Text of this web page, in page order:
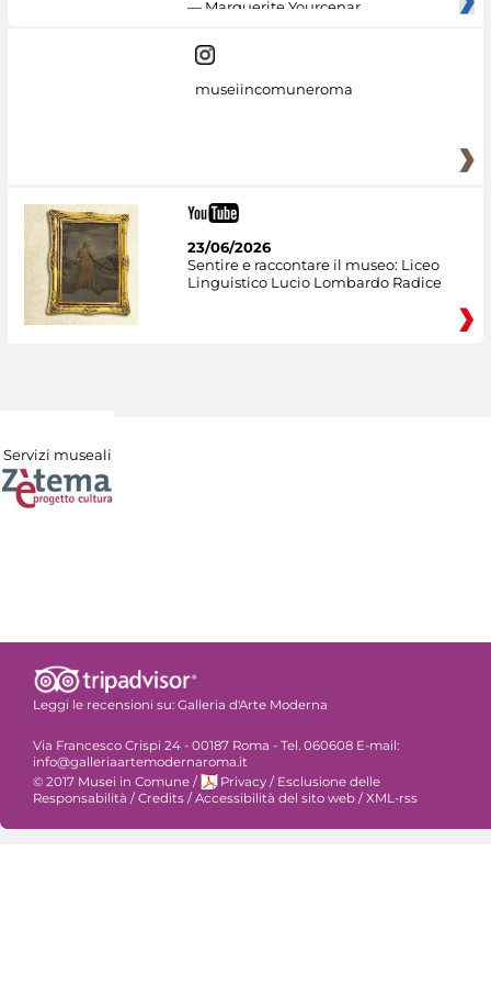
— Marguerite Yourcenar
museiincomuneroma
23/06/2026
Sentire e raccontare il museo: Liceo
Linguistico Lucio Lombardo Radice
Servizi museali
Leggi le recensioni su: Galleria d'Arte Moderna
Via Francesco Crispi 24 - 00187 Roma - Tel. 060608 E-mail:
info@galleriaartemodernaroma.it
© 2017 Musei in Comune / Privacy / Esclusione delle
Responsabilità /Credits /Accessibilità del sito web /XML-rss